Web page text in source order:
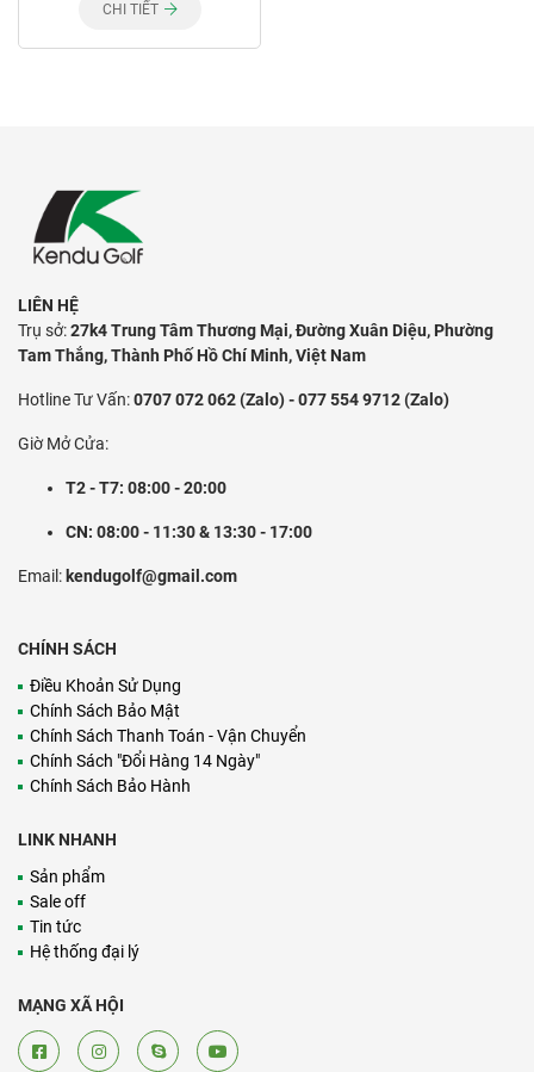
CHI TIẾT
LIÊN HỆ
Trụ sở:27k4 Trung Tâm Thương Mại, Đường Xuân Diệu, Phường
Tam Thắng, Thành Phố Hồ Chí Minh, Việt Nam
Hotline Tư Vấn:0707 072 062 (Zalo) - 077 554 9712 (Zalo)
Giờ Mở Cửa:
T2 - T7: 08:00 - 20:00
CN: 08:00 - 11:30 & 13:30 - 17:00
Email: kendugolf@gmail.com
CHÍNH SÁCH
Điều Khoản Sử Dụng
Chính Sách Bảo Mật
Chính Sách Thanh Toán - Vận Chuyển
Chính Sách "Đổi Hàng 14 Ngày"
Chính Sách Bảo Hành
LINK NHANH
Sản phẩm
Sale off
Tin tức
Hệ thống đại lý
MẠNG XÃ HỘI